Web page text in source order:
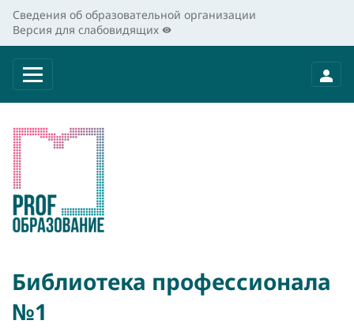
Сведения об образовательной организации
Версия для слабовидящих
Библиотека профессионала
№1